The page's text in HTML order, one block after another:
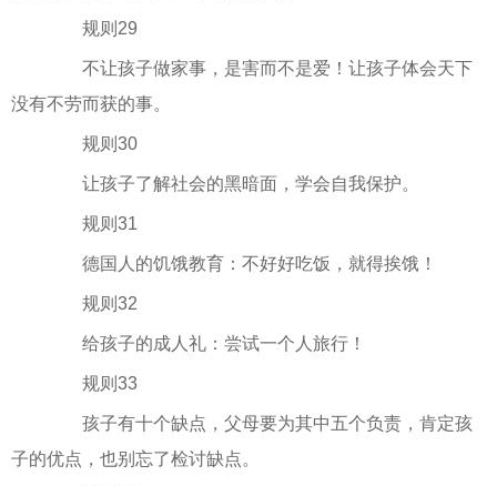
规则29
不让孩子做家事，是害而不是爱！让孩子体会天下
没有不劳而获的事。
规则30
让孩子了解社会的黑暗面，学会自我保护。
规则31
德国人的饥饿教育：不好好吃饭，就得挨饿！
规则32
给孩子的成人礼：尝试一个人旅行！
规则33
孩子有十个缺点，父母要为其中五个负责，肯定孩
子的优点，也别忘了检讨缺点。